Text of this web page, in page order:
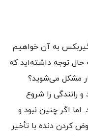
به آن خواهیم
حال توجه داشته‌اید که
مشکل می‌شوید؟
رانندگی را شروع
اما اگر چنین نبود و
کردن دنده با تأخیر